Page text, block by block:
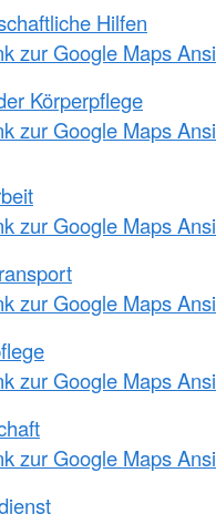
Hilfen
zur Google Maps
Körperpflege
zur Google Maps
zur Google Maps
zur Google Maps
zur Google Maps
zur Google Maps